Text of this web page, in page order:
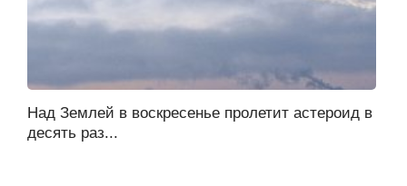
Над Землей в воскресенье пролетит астероид в
десять раз...